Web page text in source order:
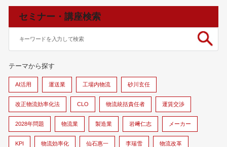
セミナー・講座検索
テーマから探す
AI活用 運送業 工場内物流 砂川玄任
改正物流効率化法 CLO 物流統括責任者 運賃交渉
2028年問題 物流業 製造業 岩﨑仁志 メーカー
KPI 物流効率化 仙石惠一 李瑞雪 物流改革